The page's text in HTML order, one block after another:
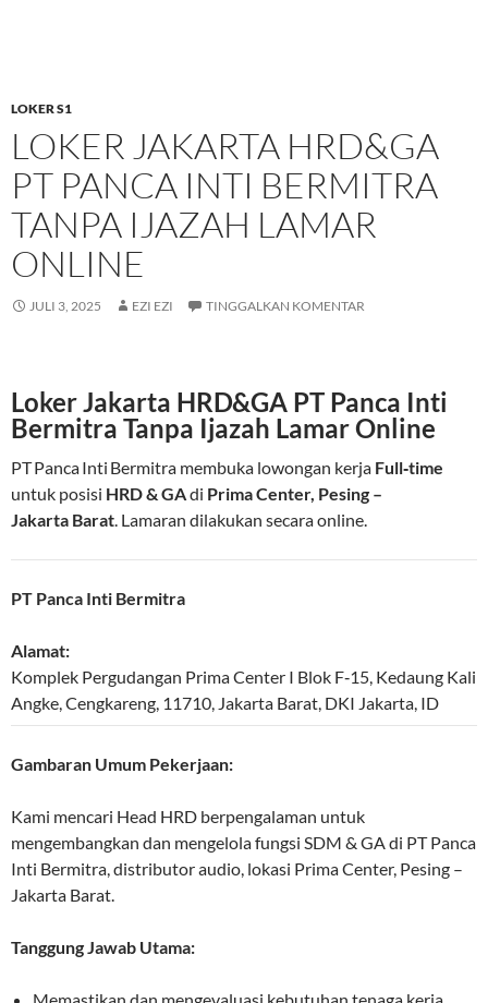
LOKER S1
LOKER JAKARTA HRD&GA
PT PANCA INTI BERMITRA
TANPA IJAZAH LAMAR
ONLINE
JULI 3, 2025 EZI EZI TINGGALKAN KOMENTAR
Loker Jakarta HRD&GA PT Panca Inti
Bermitra Tanpa Ijazah Lamar Online
PT Panca Inti Bermitra membuka lowongan kerja Full‑time
untuk posisi HRD & GAdi Prima Center, Pesing –
Jakarta Barat. Lamaran dilakukan secara online.
PT Panca Inti Bermitra
Alamat:
Komplek Pergudangan Prima Center I Blok F‑15, Kedaung Kali
Angke, Cengkareng, 11710, Jakarta Barat, DKI Jakarta, ID
Gambaran Umum Pekerjaan:
Kami mencari Head HRD berpengalaman untuk
mengembangkan dan mengelola fungsi SDM & GA di PT Panca
Inti Bermitra, distributor audio, lokasi Prima Center, Pesing –
Jakarta Barat.
Tanggung Jawab Utama: